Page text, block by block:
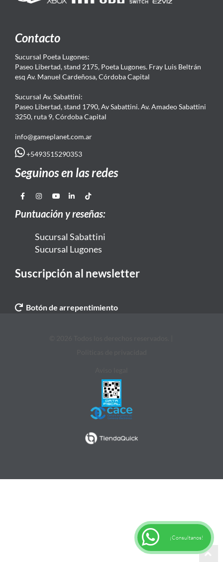
Contacto
Sucursal Poeta Lugones:
Paseo Libertad, stand 2175, Poeta Lugones. Fray Luis Beltrán
esq Av. Manuel Cardeñosa, Córdoba Capital
Sucursal Av. Sabattini:
Paseo Libertad, stand 1790, Av Sabattini. Av. Amadeo Sabattini
3250, ruta 9, Córdoba Capital
info@gameplanet.com.ar
+5493515290353
Seguinos en las redes
Puntuación y reseñas:
Sucursal Sabattini
Sucursal Lugones
Suscripción al newsletter
Botón de arrepentimiento
¡Consultanos!